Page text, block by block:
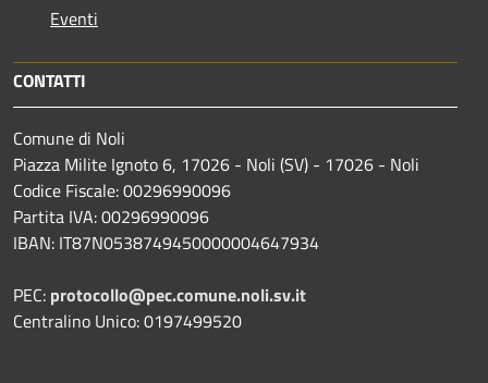
Eventi
CONTATTI
Comune di Noli
Piazza Milite Ignoto 6, 17026 - Noli (SV) - 17026 - Noli
Codice Fiscale: 00296990096
Partita IVA: 00296990096
IBAN: IT87N0538749450000004647934
PEC: protocollo@pec.comune.noli.sv.it
Centralino Unico: 0197499520